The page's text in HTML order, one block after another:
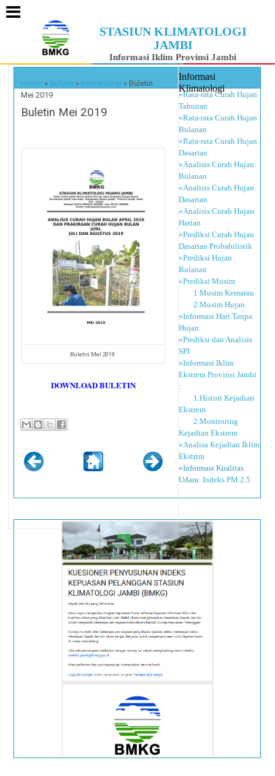
STASIUN KLIMATOLOGI
JAMBI
Informasi Iklim Provinsi Jambi
Home » Buletin » Klimatologi »Buletin
Mei 2019
Buletin Mei 2019
Buletin Mei 2019
DOWNLOAD BULETIN
Informasi
Klimatologi
»Rata-rata Curah Hujan
Tahunan
»Rata-rata Curah Hujan
Bulanan
»Rata-rata Curah Hujan
Dasarian
»Analisis Curah Hujan
Bulanan
»Analisis Curah Hujan
Dasarian
»Analisis Curah Hujan
Harian
»Prediksi Curah Hujan
Dasarian Probabilistik
»Prediksi Hujan
Bulanan
»Prediksi Musim
1.Musim Kemarau
2.Musim Hujan
»Informasi Hari Tanpa
Hujan
»Prediksi dan Analisis
SPI
»Informasi Iklim
Ekstrem Provinsi Jambi
:
1.Histori Kejadian
Ekstrem
2.Monitoring
Kejadian Ekstrem
»Analisa Kejadian Iklim
Ekstrim
»Informasi Kualitas
Udara: Indeks PM 2.5